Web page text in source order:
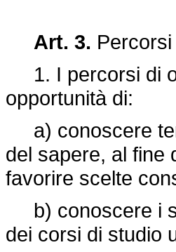
Art. 3.
1. I percorsi di
opportunità di:
a) conoscere
del sapere, al fine
favorire scelte
b) conoscere i
dei corsi di studio